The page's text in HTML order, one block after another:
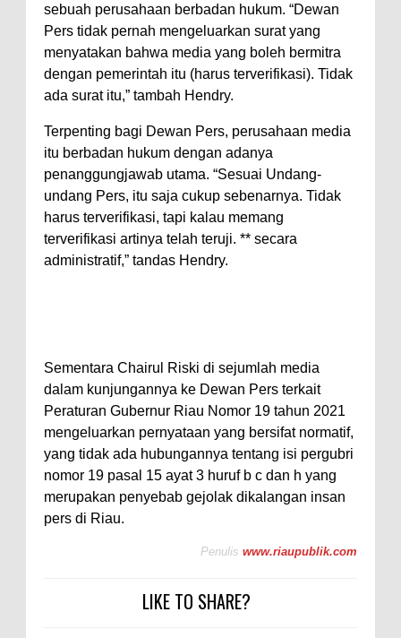
sebuah perusahaan berbadan hukum. “Dewan
Pers tidak pernah mengeluarkan surat yang
menyatakan bahwa media yang boleh bermitra
dengan pemerintah itu (harus terverifikasi). Tidak
ada surat itu,” tambah Hendry.
Terpenting bagi Dewan Pers, perusahaan media
itu berbadan hukum dengan adanya
penanggungjawab utama. “Sesuai Undang-
undang Pers, itu saja cukup sebenarnya. Tidak
harus terverifikasi, tapi kalau memang
terverifikasi artinya telah teruji. ** secara
administratif,” tandas Hendry.
Sementara Chairul Riski di sejumlah media
dalam kunjungannya ke Dewan Pers terkait
Peraturan Gubernur Riau Nomor 19 tahun 2021
mengeluarkan pernyataan yang bersifat normatif,
yang tidak ada hubungannya tentang isi pergubri
nomor 19 pasal 15 ayat 3 huruf b c dan h yang
merupakan penyebab gejolak dikalangan insan
pers di Riau.
Penulis www.riaupublik.com
LIKE TO SHARE?